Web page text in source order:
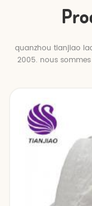
quanzhou tianjiao
2005. nous